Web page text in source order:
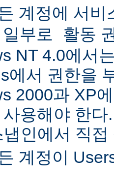
계정에 서비
부로 활동
NT 4.0에서
에서 권한을
2000과 XP
용해야 한
냅인에서 직
계정이